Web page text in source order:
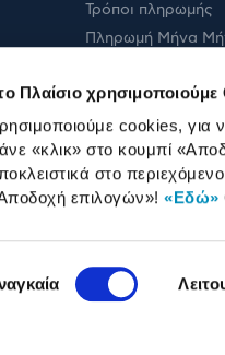
Πλαίσιο
cookies,
«κλικ» στο κουμπί
στο
επιλογών»!«Εδώ»
Τρόποι πληρωμής
Πληρωμή Μήνα
Επιστροφές